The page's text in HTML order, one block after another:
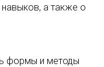
навыков, а также о
формы и методы